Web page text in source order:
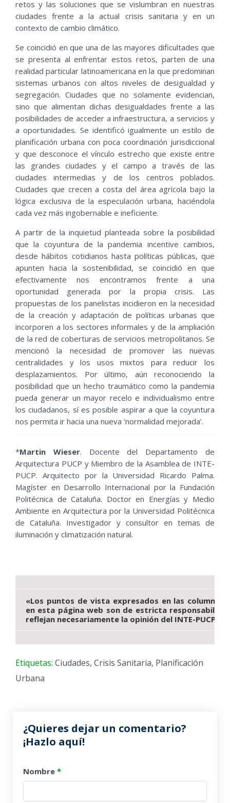
retos y las soluciones que se vislumbran en nuestras
ciudades frente a la actual crisis sanitaria y en un
contexto de cambio climático.
Se coincidió en que una de las mayores dificultades que
se presenta al enfrentar estos retos, parten de una
realidad particular latinoamericana en la que predominan
sistemas urbanos con altos niveles de desigualdad y
segregación. Ciudades que no solamente evidencian,
sino que alimentan dichas desigualdades frente a las
posibilidades de acceder a infraestructura, a servicios y
a oportunidades. Se identificó igualmente un estilo de
planificación urbana con poca coordinación jurisdiccional
y que desconoce el vínculo estrecho que existe entre
las grandes ciudades y el campo a través de las
ciudades intermedias y de los centros poblados.
Ciudades que crecen a costa del área agrícola bajo la
lógica exclusiva de la especulación urbana, haciéndola
cada vez más ingobernable e ineficiente.
A partir de la inquietud planteada sobre la posibilidad
que la coyuntura de la pandemia incentive cambios,
desde hábitos cotidianos hasta políticas públicas, que
apunten hacia la sostenibilidad, se coincidió en que
efectivamente nos encontramos frente a una
oportunidad generada por la propia crisis. Las
propuestas de los panelistas incidieron en la necesidad
de la creación y adaptación de políticas urbanas que
incorporen a los sectores informales y de la ampliación
de la red de coberturas de servicios metropolitanos. Se
mencionó la necesidad de promover las nuevas
centralidades y los usos mixtos para reducir los
desplazamientos. Por último, aún reconociendo la
posibilidad que un hecho traumático como la pandemia
pueda generar un mayor recelo e individualismo entre
los ciudadanos, sí es posible aspirar a que la coyuntura
nos permita ir hacia una nueva ‘normalidad mejorada’.
*Martin Wieser. Docente del Departamento de
Arquitectura PUCP y Miembro de la Asamblea de INTE-
PUCP. Arquitecto por la Universidad Ricardo Palma.
Magíster en Desarrollo Internacional por la Fundación
Politécnica de Cataluña. Doctor en Energías y Medio
Ambiente en Arquitectura por la Universidad Politécnica
de Cataluña. Investigador y consultor en temas de
iluminación y climatización natural.
«Los puntos de vista expresados en las columnas
en esta página web son de estricta
reflejan necesariamente la opinión del INTE-PUCP».
Etiquetas: Ciudades, Crisis Sanitaria, Planificación
Urbana
¿Quieres dejar un comentario?
¡Hazlo aquí!
Nombre *